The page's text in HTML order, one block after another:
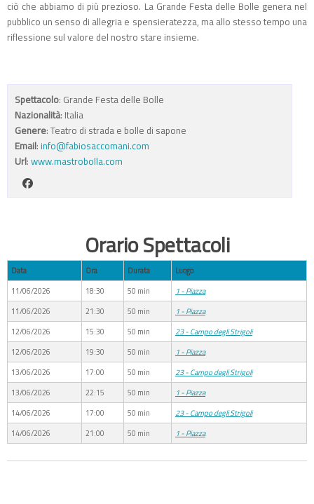
ciò che abbiamo di più prezioso. La Grande Festa delle Bolle genera nel
pubblico un senso di allegria e spensieratezza, ma allo stesso tempo una
riflessione sul valore del nostro stare insieme.
Spettacolo: Grande Festa delle Bolle
Nazionalità: Italia
Genere: Teatro di strada e bolle di sapone
Email: info@fabiosaccomani.com
Url: www.mastrobolla.com
Orario Spettacoli
Data Ora Durata
Luogo
11/06/2026
18:30 50 min
1 - Piazza
11/06/2026
21:30 50 min
1 - Piazza
12/06/2026
15:30 50 min
23 - Campo degli Strigoli
12/06/2026
19:30 50 min
1 - Piazza
13/06/2026
17:00 50 min
23 - Campo degli Strigoli
13/06/2026
22:15 50 min
1 - Piazza
14/06/2026
17:00 50 min
23 - Campo degli Strigoli
14/06/2026
21:00 50 min 1 - Piazza